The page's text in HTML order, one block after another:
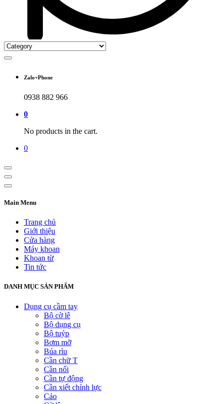
Zalo+Phone
0938 882 966
0
No products in the cart.
0
Main Menu
Trang chủ
Giới thiệu
Cửa hàng
Máy khoan
Khoan từ
Tin tức
DANH MỤC SẢN PHẨM
Dụng cụ cầm tay
Bộ cờ lê
Bộ dụng cụ
Bộ tuýp
Bơm mỡ
Búa rìu
Cần chữ T
Cần nối
Cần tự động
Cần xiết chỉnh lực
Cảo